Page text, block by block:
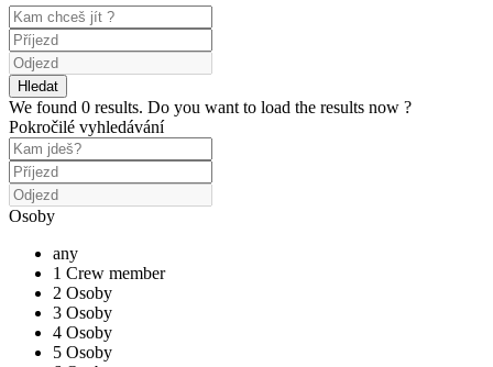
We found 0 results. Do you want to load the results now ?
Pokročilé vyhledávání
Osoby
any
1 Crew member
2 Osoby
3 Osoby
4 Osoby
5 Osoby